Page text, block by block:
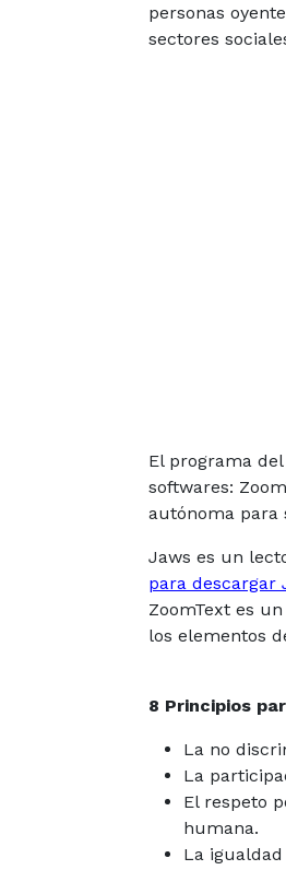
personas
sectores
El programa del
softwares:
autónoma para
Jaws es un
para descargar
ZoomText es
los elementos
8 Principios
La no
La
El respeto
humana.
La